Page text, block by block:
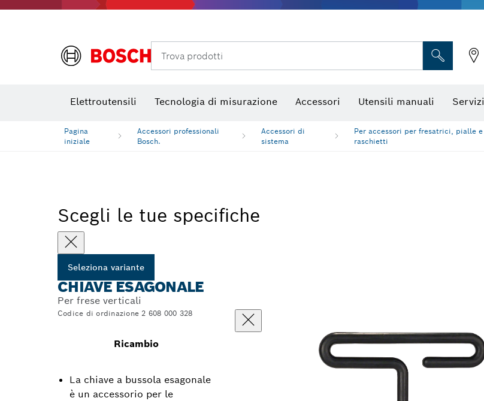
Trova prodotti
Elettroutensili Tecnologia di misurazione Accessori Utensili manuali Servizi
Pagina
iniziale
Accessori professionali
Bosch.
Accessori di
sistema
Per accessori per fresatrici, pialle e
raschietti
Scegli le tue specifiche
Seleziona variante
CHIAVE ESAGONALE
Per frese verticali
Codice di ordinazione 2 608 000 328
Ricambio
La chiave a bussola esagonale
è un accessorio per le